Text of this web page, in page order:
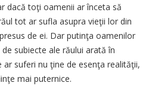
dacă toţi oamenii ar înceta să
tot ar sufla asupra vie­ţii lor din
de ei. Dar pu­tin­ţa oamenilor
subiecte ale răului a­rată în
ar suferi nu ţine de esenţa re­alităţii,
mai puternice.